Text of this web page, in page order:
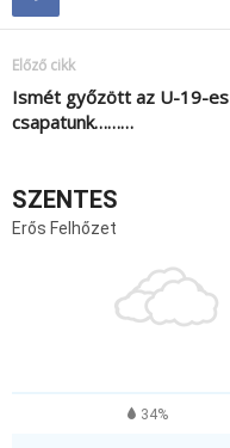
Előző cikk
Ismét győzött az U-19-es
csapatunk………
SZENTES
Erős Felhőzet
34%